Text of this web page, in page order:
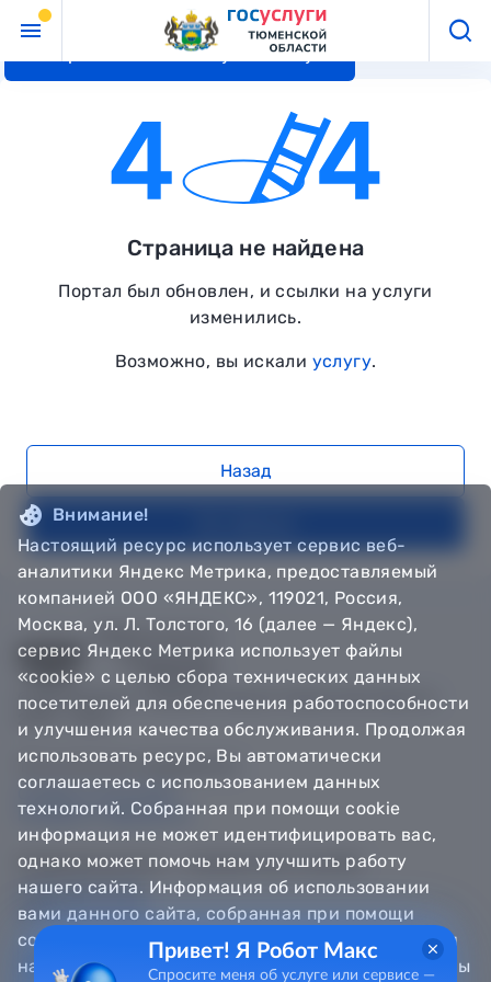
Перейти к основному контенту
Страница не найдена
Портал был обновлен, и ссылки на услуги
изменились.
Возможно, вы искали услугу.
Назад
© Департамент информатизации Тюменской области,
Техническая поддержка
Сообщить об ошибке
Направить обращение
Информационно - справочная служба
8 800 100-12-90
8 3452 56-63-30
Внимание!
Настоящий ресурс использует сервис веб-
аналитики Яндекс Метрика, предоставляемый
компанией ООО «ЯНДЕКС», 119021, Россия,
Москва, ул. Л. Толстого, 16 (далее — Яндекс),
сервис Яндекс Метрика использует файлы
«cookie» с целью сбора технических данных
посетителей для обеспечения работоспособности
и улучшения качества обслуживания. Продолжая
использовать ресурс, Вы автоматически
соглашаетесь с использованием данных
технологий. Собранная при помощи cookie
информация не может идентифицировать вас,
однако может помочь нам улучшить работу
нашего сайта. Информация об использовании
вами данного сайта, собранная при помощи
cookie, будет передаваться Яндексу и храниться
на сервере Яндекса в Российской Федерации. Вы
Привет! Я Робот Макс
Спросите меня об услуге или сервисе —